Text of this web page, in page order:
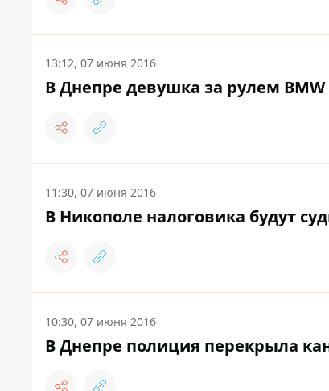
13:12, 07 июня 2016
В Днепре девушка за рулем
11:30, 07 июня 2016
В Никополе налоговика будут
10:30, 07 июня 2016
В Днепре полиция перекрыла